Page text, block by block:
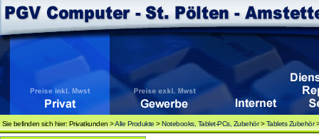
Sie befinden sich hier: Privatkunden >Alle Produkte >Notebooks, Tablet-PCs, Zubehör>Tablets Zubehör